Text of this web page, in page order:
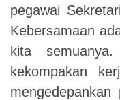
pegawai
Kebersamaan
kita
kekompakan